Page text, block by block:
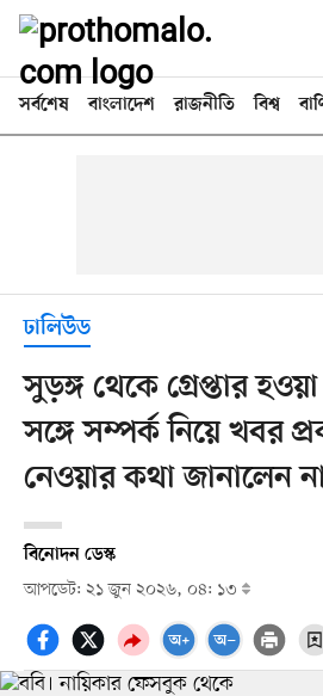
সর্বশেষ বাংলাদেশ রাজনীতি বিশ্ব
ঢালিউড
সুড়ঙ্গ থেকে গ্রেপ্তার
সঙ্গে সম্পর্ক নিয়ে খবর
নেওয়ার কথা জানালেন
বিনোদন ডেস্ক
আপডেট: ২১ জুন ২০২৬, ০৪: ১৩